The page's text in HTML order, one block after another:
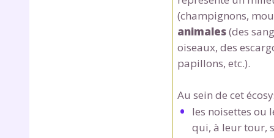
(champignons,
animales(des
oiseaux, des
papillons, etc.).
Au sein de cet
les noisettes ou
qui, à leur tour,